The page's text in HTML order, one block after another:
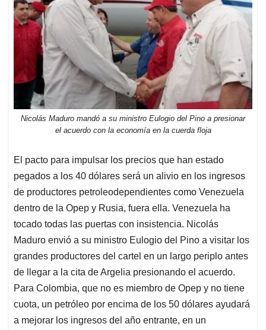
Nicolás Maduro mandó a su ministro Eulogio del Pino a presionar
el acuerdo con la economía en la cuerda floja
El pacto para impulsar los precios que han estado
pegados a los 40 dólares será un alivio en los ingresos
de productores petroleodependientes como Venezuela
dentro de la Opep y Rusia, fuera ella. Venezuela ha
tocado todas las puertas con insistencia. Nicolás
Maduro envió a su ministro Eulogio del Pino a visitar los
grandes productores del cartel en un largo periplo antes
de llegar a la cita de Argelia presionando el acuerdo.
Para Colombia, que no es miembro de Opep y no tiene
cuota, un petróleo por encima de los 50 dólares ayudará
a mejorar los ingresos del año entrante, en un